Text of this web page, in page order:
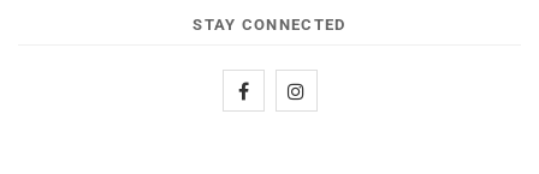
STAY CONNECTED